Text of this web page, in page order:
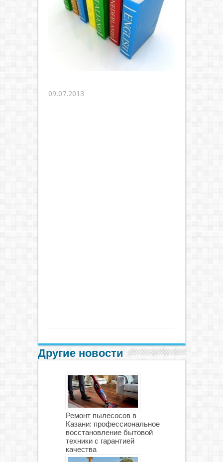
09.07.2013
Другие новости
Ремонт пылесосов в
Казани: профессиональное
восстановление бытовой
техники с гарантией
качества